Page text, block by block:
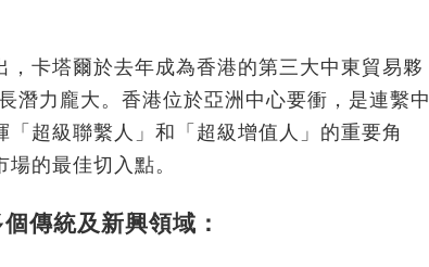
，卡塔爾於去年成為香港的第三大中東貿易夥
潛力龐大。香港位於亞洲中心要衝，是連繫中
超級聯繫人」和「超級增值人」的重要角
的最佳切入點。
傳統及新興領域：